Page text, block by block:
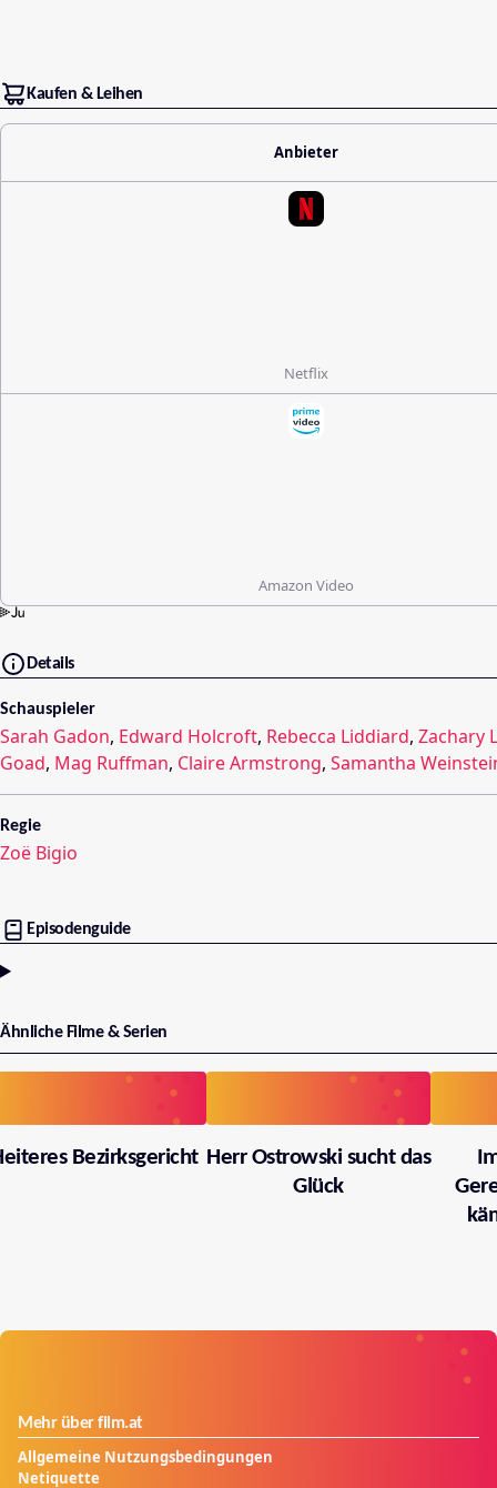
Kaufen & Leihen
Anbieter
Netflix
Amazon Video
Details
Schauspieler
Sarah Gadon, Edward Holcroft, Rebecca Liddiard, Zachary
Goad, Mag Ruffman, Claire Armstrong, Samantha
Regie
Zoë Bigio
Episodenguide
Ähnliche Filme & Serien
Bezirksgericht Herr Ostrowski sucht das
Glück
Mehr über film.at
Allgemeine Nutzungsbedingungen
Netiquette